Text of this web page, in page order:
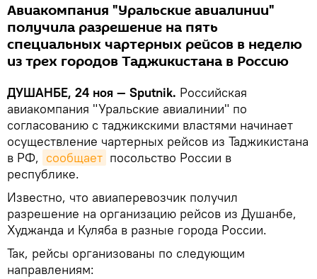
Авиакомпания "Уральские авиалинии"
получила разрешение на пять
специальных чартерных рейсов в неделю
из трех городов Таджикистана в Россию
ДУШАНБЕ, 24 ноя — Sputnik. Российская
авиакомпания "Уральские авиалинии" по
согласованию с таджикскими властями начинает
осуществление чартерных рейсов из Таджикистана
в РФ, сообщает посольство России в
республике.
Известно, что авиаперевозчик получил
разрешение на организацию рейсов из Душанбе,
Худжанда и Куляба в разные города России.
Так, рейсы организованы по следующим
направлениям: